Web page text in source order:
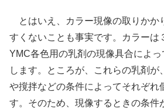
とはいえ、カラー現像の取りかか
すくないことも事実です。カラーは
YMC各色用の乳剤の現像具合によ
します。ところが、これらの乳剤が
や撹拌などの条件によってそれぞれ
す。そのため、現像するときの条件